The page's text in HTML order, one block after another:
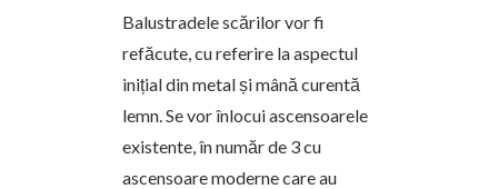
Balustradele scărilor vor fi
refăcute, cu referire la aspectul
inițial din metal și mână curentă
lemn. Se vor înlocui ascensoarele
existente, în număr de 3 cu
ascensoare moderne care au